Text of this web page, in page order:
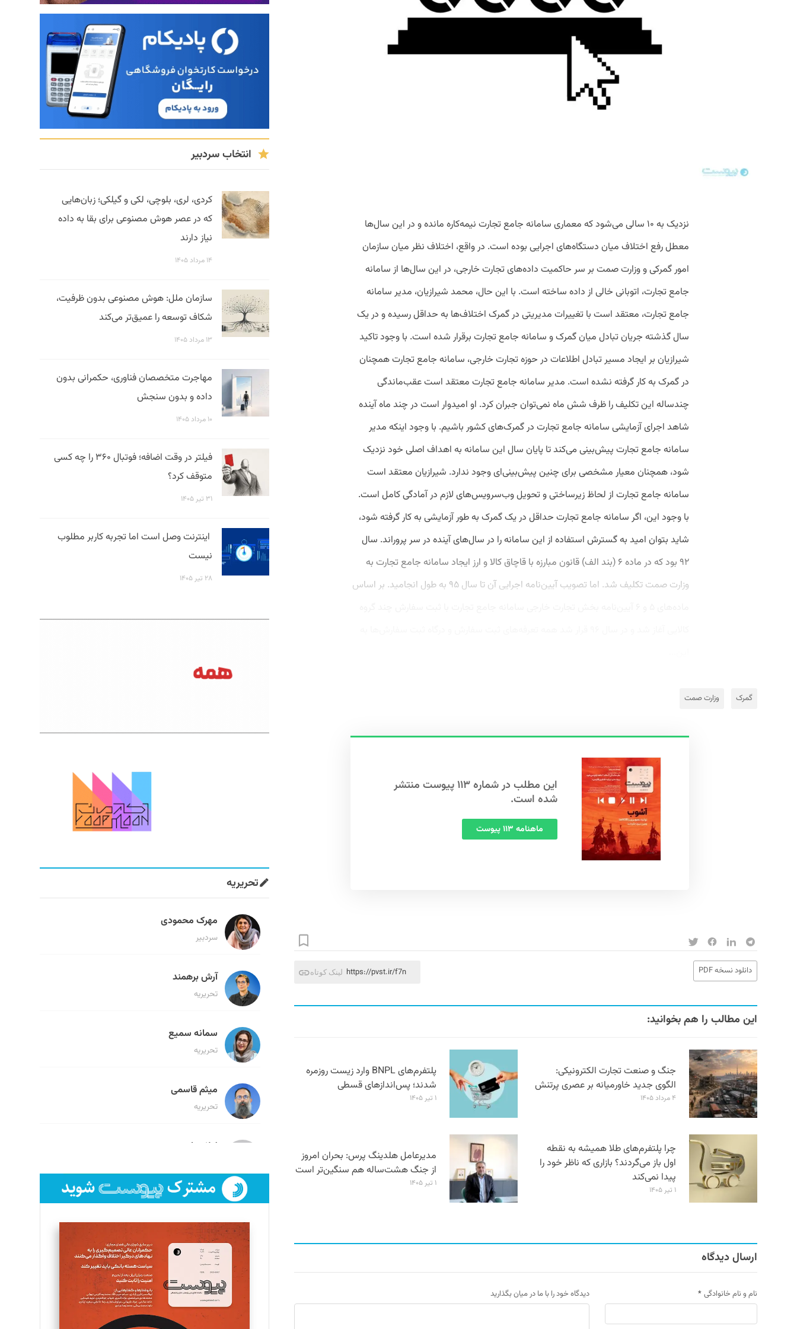
نزدیک به ۱۰ سالی می‌شود که معماری سامانه جامع تجارت نیمه‌کاره مانده و در این سال‌ها
معطل رفع اختلاف میان دستگاه‌های اجرایی بوده است. در واقع، اختلاف نظر میان سازمان
امور گمرکی و وزارت صمت بر سر حاکمیت داده‌های تجارت خارجی، در این سال‌ها از سامانه
جامع تجارت، اتوبانی خالی از داده ساخته است. با این حال، محمد شیرازیان، مدیر سامانه
جامع تجارت، معتقد است با تغییرات مدیریتی در گمرک اختلاف‌ها به حداقل رسیده و در یک
سال گذشته جریان تبادل میان گمرک و سامانه جامع تجارت برقرار شده است. با وجود تاکید
شیرازیان بر ایجاد مسیر تبادل اطلاعات در حوزه تجارت خارجی، سامانه جامع تجارت همچنان
در گمرک به کار گرفته نشده است. مدیر سامانه جامع تجارت معتقد است عقب‌ماندگی
چندساله این تکلیف را ظرف شش ماه نمی‌توان جبران کرد. او امیدوار است در چند ماه آینده
شاهد اجرای آزمایشی سامانه جامع تجارت در گمرک‌های کشور باشیم. با وجود اینکه مدیر
سامانه جامع تجارت پیش‌بینی می‌کند تا پایان سال این سامانه به اهداف اصلی خود نزدیک
شود، همچنان معیار مشخصی برای چنین پیش‌بینی‌ای وجود ندارد. شیرازیان معتقد است
سامانه جامع تجارت از لحاظ زیرساختی و تحویل وب‌سرویس‌های لازم در آمادگی کامل است.
با وجود این، اگر سامانه جامع تجارت حداقل در یک گمرک به طور آزمایشی به کار گرفته شود،
شاید بتوان امید به گسترش استفاده از این سامانه را در سال‌های آینده در سر پروراند. سال
۹۲ بود که در ماده ۶ (بند الف) قانون مبارزه با قاچاق کالا و ارز ایجاد سامانه جامع تجارت به
وزارت صمت تکلیف شد. اما تصویب آیین‌نامه اجرایی آن تا سال ۹۵ به طول انجامید. بر اساس
گمرک وزارت صمت
این مطلب در شماره ۱۱۳ پیوست منتشر
شده است.
ماهنامه ۱۱۳ پیوست
دانلود نسخه PDF لینک کوتاه https://pvst.ir/f7n
این مطالب را هم بخوانید:
جنگ و صنعت تجارت الکترونیکی:
الگوی جدید خاورمیانه بر عصری پرتنش
۴ مرداد ۱۴۰۵
پلتفرم‌های BNPL وارد زیست روزمره
شدند؛ پس‌اندازهای قسطی
۱ تیر ۱۴۰۵
چرا پلتفرم‌های طلا همیشه به نقطه
اول باز می‌گردند؟ بازاری که ناظر خود را
پیدا نمی‌کند
۱ تیر ۱۴۰۵
مدیرعامل هلدینگ پرس: بحران امروز
از جنگ هشت‌ساله هم سنگین‌تر است
۱ تیر ۱۴۰۵
ارسال دیدگاه
نام و نام خانوادگی * دیدگاه خود را با ما در میان بگذارید
انتخاب سردبیر
کردی، لری، بلوچی، لکی و گیلکی؛ زبان‌هایی
که در عصر هوش مصنوعی برای بقا به داده
نیاز دارند
۱۴ مرداد ۱۴۰۵
سازمان ملل: هوش مصنوعی بدون ظرفیت،
شکاف توسعه را عمیق‌تر می‌کند
۱۳ مرداد ۱۴۰۵
مهاجرت متخصصان فناوری، حکمرانی بدون
داده و بدون سنجش
۱۰ مرداد ۱۴۰۵
فیلتر در وقت اضافه؛ فوتبال ۳۶۰ را چه کسی
متوقف کرد؟
۳۱ تیر ۱۴۰۵
اینترنت وصل است اما تجربه کاربر مطلوب
نیست
۲۸ تیر ۱۴۰۵
تحریریه
مهرک محمودی
سردبیر
آرش برهمند
تحریریه
سمانه سمیع
تحریریه
میثم قاسمی
تحریریه
لیلا حنارود
فائزه فتحی رستمی
تحریریه
سروش کرمیان
تحریریه
مینا پاکدل